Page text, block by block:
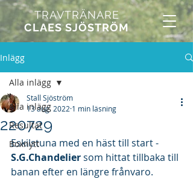
TRAVTRÄNARE
CLAES SJÖSTRÖM
Inlägg
Alla inlägg
Resultat
Boxnytt
Alla inlägg
220729
Stall Sjöström
13 aug. 2022 1 min läsning
Eskilstuna med en häst till start -
S.G.Chandelier som hittat tillbaka till
banan efter en längre frånvaro.